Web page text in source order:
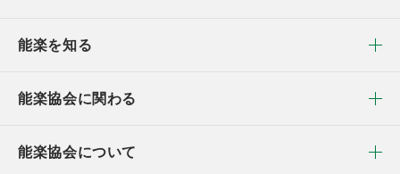
能楽を知る
能楽協会に関わる
能楽協会について